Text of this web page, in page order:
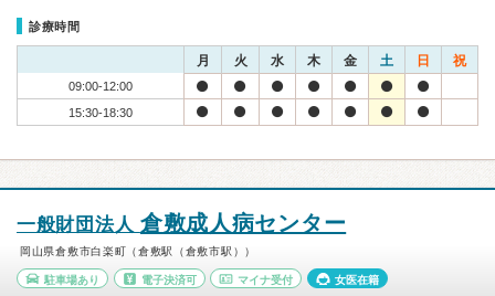
診療時間
月 火 水 木 金 土 日 祝
09:00-12:00
15:30-18:30
一般財団法人 倉敷成人病センター
岡山県倉敷市白楽町（倉敷駅（倉敷市駅））
駐車場あり 電子決済可 マイナ受付 女医在籍